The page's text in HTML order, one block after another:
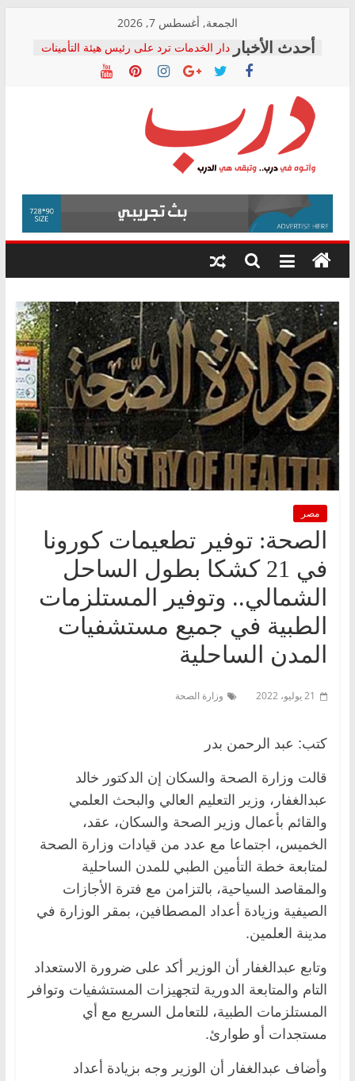
content
الجمعة, أغسطس 7, 2026
دار الخدمات ترد على رئيس هيئة التأمينات
بعد مؤتمره الصحفي: إنكار الأزمة لا ينهي
معاناة أصحاب المعاشات.. ونطالب بكشف
فرحات سليمان يكتب: القطاع الصحي إلى
أين؟
حزب التحالف الشعبي يطلق لجنة “الحق
في الصحة” بالإسكندرية لرصد الانتهاكات
ودعم المرضى
الوزاري لمدينة الصحفيين.. وانتهاء أعمال
إنشاء المبنى الإداري
المجلس القومي لحقوق الإنسان يعلن
متابعة قضية الدكتور محمد زهران.. ويؤكد:
قرينة البراءة وضمانات المحاكمة العادلة
درب
وأتوه
درب..
وتبقى
هي
مصر
الصحة: توفير تطعيمات كورونا
في 21 كشكا بطول الساحل
الشمالي.. وتوفير المستلزمات
الطبية في جميع مستشفيات
المدن الساحلية
21 يوليو، 2022 وزارة الصحة
كتب: عبد الرحمن بدر
قالت وزارة الصحة والسكان إن الدكتور خالد
عبدالغفار، وزير التعليم العالي والبحث العلمي
والقائم بأعمال وزير الصحة والسكان، عقد،
الخميس، اجتماعا مع عدد من قيادات وزارة الصحة
لمتابعة خطة التأمين الطبي للمدن الساحلية
والمقاصد السياحية، بالتزامن مع فترة الأجازات
الصيفية وزيادة أعداد المصطافين، بمقر الوزارة في
مدينة العلمين.
وتابع عبدالغفار أن الوزير أكد على ضرورة الاستعداد
التام والمتابعة الدورية لتجهيزات المستشفيات وتوافر
المستلزمات الطبية، للتعامل السريع مع أي
مستجدات أو طوارئ.
وأضاف عبدالغفار أن الوزير وجه بزيادة أعداد